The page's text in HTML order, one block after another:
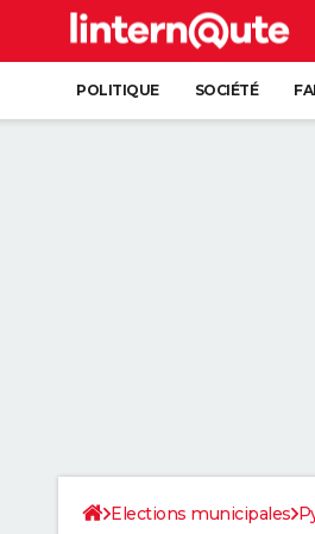
POLITIQUE SOCIÉTÉ
Elections municipales